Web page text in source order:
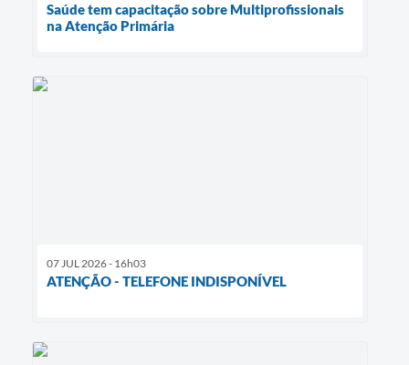
Saúde tem capacitação sobre Multiprofissionais
na Atenção Primária
07 JUL 2026 - 16h03
ATENÇÃO - TELEFONE INDISPONÍVEL